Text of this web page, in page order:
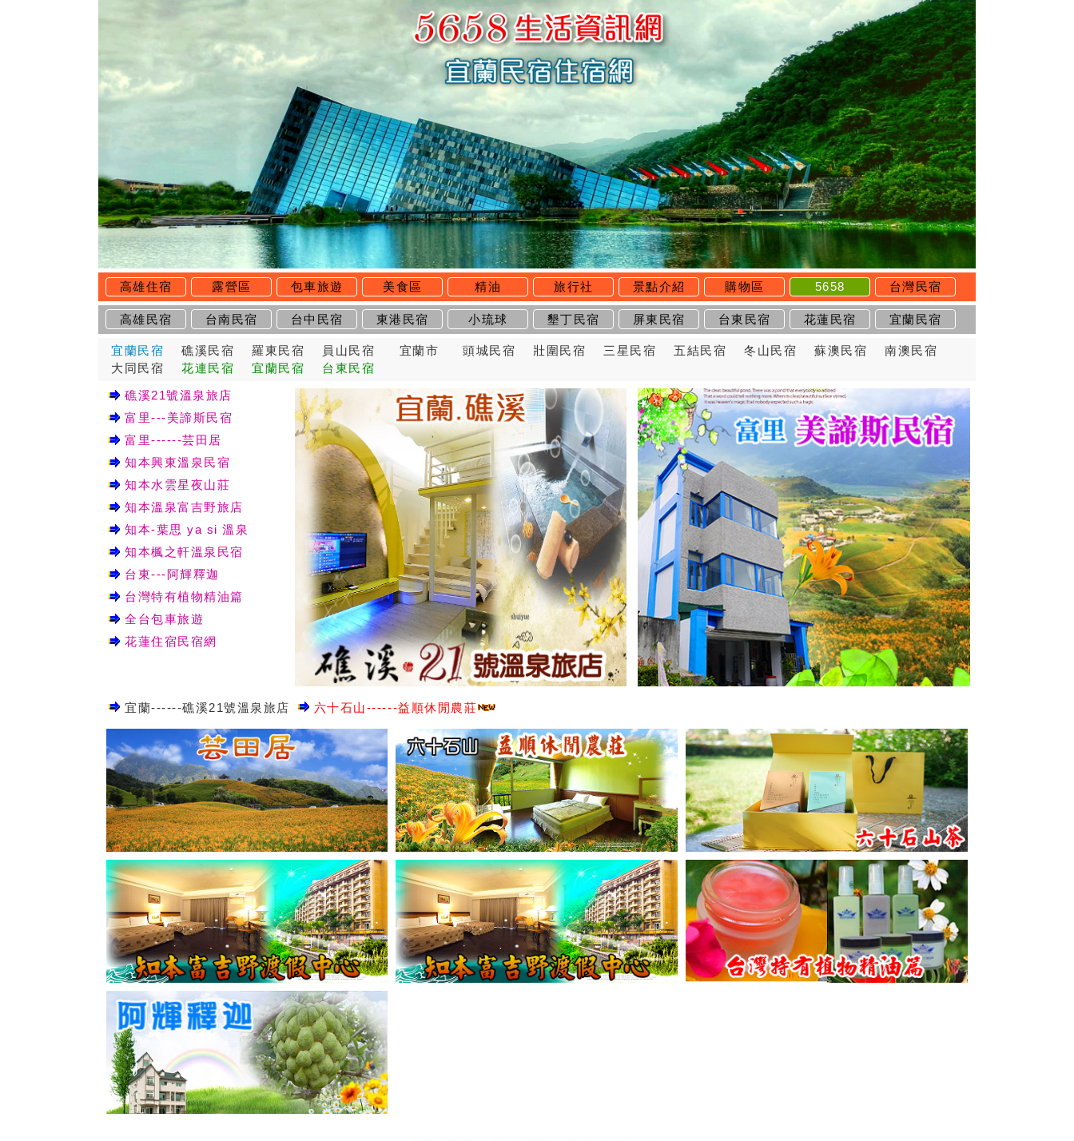
高雄住宿 露營區 包車旅遊 美食區 精油 旅行社 景點介紹 購物區 5658 台灣民宿
高雄民宿 台南民宿 台中民宿 東港民宿 小琉球 墾丁民宿 屏東民宿 台東民宿 花蓮民宿 宜蘭民宿
宜蘭民宿 礁溪民宿 羅東民宿 員山民宿 宜蘭市 頭城民宿 壯圍民宿 三星民宿 五結民宿 冬山民宿 蘇澳民宿
南澳民宿
大同民宿
花連民宿 宜蘭民宿
台東民宿
礁溪21號溫泉旅店
富里---美諦斯民宿
富里------芸田居
知本興東溫泉民宿
知本水雲星夜山莊
知本溫泉富吉野旅店
知本-葉思 ya si 溫泉
知本楓之軒溫泉民宿
台東---阿輝釋迦
台灣特有植物精油篇
全台包車旅遊
花蓮住宿民宿網
宜蘭------礁溪21號溫泉旅店 六十石山------益順休閒農莊